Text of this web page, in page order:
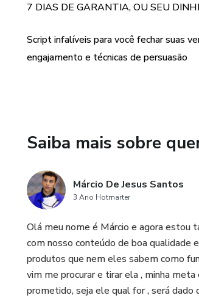
7 DIAS DE GARANTIA, OU SEU
Script infalíveis para você fechar suas
engajamento e técnicas de persuasão
Saiba mais sobre
Márcio De Jesus Santos
3 Ano Hotmarter
Olá meu nome é Márcio e agora estou
com nosso conteúdo de boa qualidade
produtos que nem eles sabem como
vim me procurar e tirar ela , minha
prometido, seja ele qual for , será